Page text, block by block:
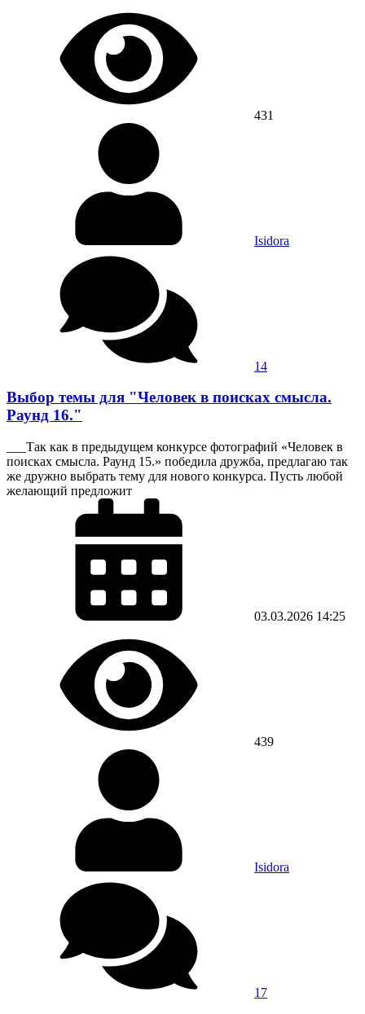
431
Isidora
14
Выбор темы для "Человек в поисках смысла.
Раунд 16."
___Так как в предыдущем конкурсе фотографий «Человек в
поисках смысла. Раунд 15.» победила дружба, предлагаю так
же дружно выбрать тему для нового конкурса. Пусть любой
желающий предложит
03.03.2026 14:25
439
Isidora
17